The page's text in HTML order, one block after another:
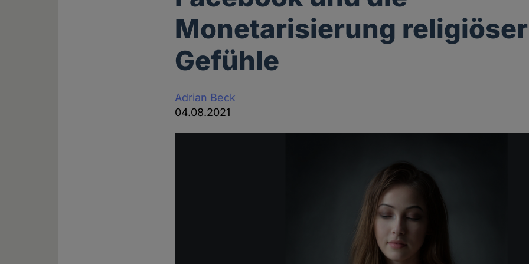
Monetarisierung religiöser
Gefühle
Adrian Beck
04.08.2021